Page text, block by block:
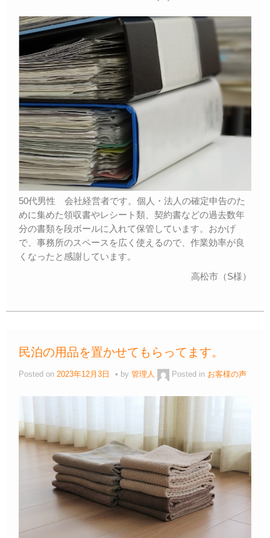
50代男性 会社経営者です。個人・法人の確定申告のた
めに集めた領収書やレシート類、契約書などの過去数年
分の書類を段ボールに入れて保管しています。おかげ
で、事務所のスペースを広く使えるので、作業効率が良
くなったと感謝しています。
高松市（S様）
民泊の用品を置かせてもらってます。
Posted on 2023年12月3日 by 管理人 Posted in お客様の声